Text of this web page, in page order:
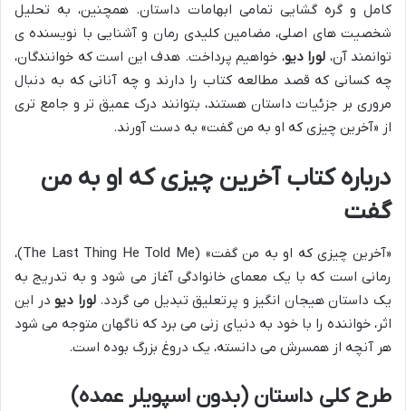
کامل و گره گشایی تمامی ابهامات داستان. همچنین، به تحلیل
شخصیت های اصلی، مضامین کلیدی رمان و آشنایی با نویسنده ی
توانمند آن، لورا دیو، خواهیم پرداخت. هدف این است که خوانندگان،
چه کسانی که قصد مطالعه کتاب را دارند و چه آنانی که به دنبال
مروری بر جزئیات داستان هستند، بتوانند درک عمیق تر و جامع تری
از «آخرین چیزی که او به من گفت» به دست آورند.
درباره کتاب آخرین چیزی که او به من
گفت
«آخرین چیزی که او به من گفت» (The Last Thing He Told Me)،
رمانی است که با یک معمای خانوادگی آغاز می شود و به تدریج به
یک داستان هیجان انگیز و پرتعلیق تبدیل می گردد.لورا دیودر این
اثر، خواننده را با خود به دنیای زنی می برد که ناگهان متوجه می شود
هر آنچه از همسرش می دانسته، یک دروغ بزرگ بوده است.
طرح کلی داستان (بدون اسپویلر عمده)